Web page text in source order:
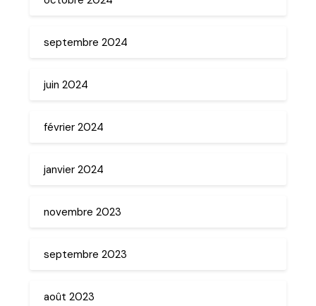
septembre 2024
juin 2024
février 2024
janvier 2024
novembre 2023
septembre 2023
août 2023